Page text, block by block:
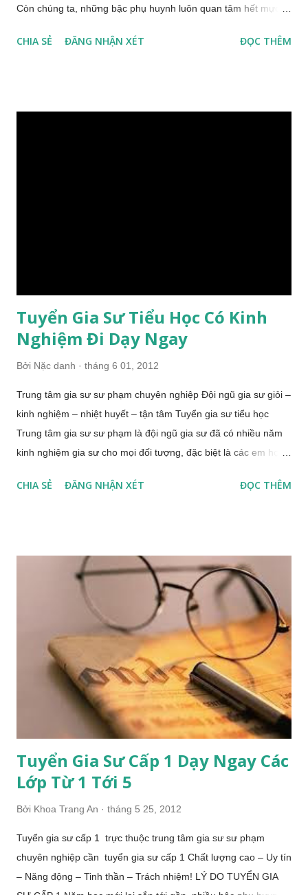
Còn chúng ta, những bậc phụ huynh luôn quan tâm hết mực
học tập của con em mình nếu chưa tìm giải pháp học tập hoàn
CHIA SẺ ĐĂNG NHẬN XÉT ĐỌC THÊM
Tuyển Gia Sư Tiểu Học Có Kinh
Nghiệm Đi Dạy Ngay
Bởi Nặc danh tháng 6 01, 2012
Trung tâm gia sư sư phạm chuyên nghiệp Đội ngũ gia sư giỏi –
kinh nghiệm – nhiệt huyết – tận tâm Tuyển gia sư tiểu học
Trung tâm gia sư sư phạm là đội ngũ gia sư đã có nhiều năm
kinh nghiệm gia sư cho mọi đối tượng, đặc biệt là các em học
ngày học. Hướng tới đối tượng học sinh tiểu học trung tâm
không ít những khó khăn. Do tâm lý học sinh ở độ tuổi này còn
hiếu động, mải nghịch, mải chơi, chưa ý thức được tầm quan
trọng của việc học. Nhận thức rõ điều đó trung tâm gia sư sư
phạm muốn trở thành cầu nối để giúp các em học sinh tiểu học
có những bước khởi đầu trong học tập tốt nhất. TUYỂN GIA
SƯ TIỂU HỌC Đôi nét về trung tâm gia sư sư phạm tuyển gia
sư tiểu học NHÂN LỰC CỦA ĐỘI NGŨ TUYỂN GIA SƯ TIỂU
HỌC Tuyển gia sư tiểu học với độ...
CHIA SẺ ĐĂNG NHẬN XÉT ĐỌC THÊM
Tuyển Gia Sư Cấp 1 Dạy Ngay Các
Lớp Từ 1 Tới 5
Bởi Khoa Trang An tháng 5 25, 2012
Tuyển gia sư cấp 1 trực thuộc trung tâm gia sư sư phạm
chuyên nghiệp cần tuyển gia sư cấp 1 Chất lượng cao – Uy tín
– Năng động – Tinh thần – Trách nhiệm! LÝ DO TUYỂN GIA